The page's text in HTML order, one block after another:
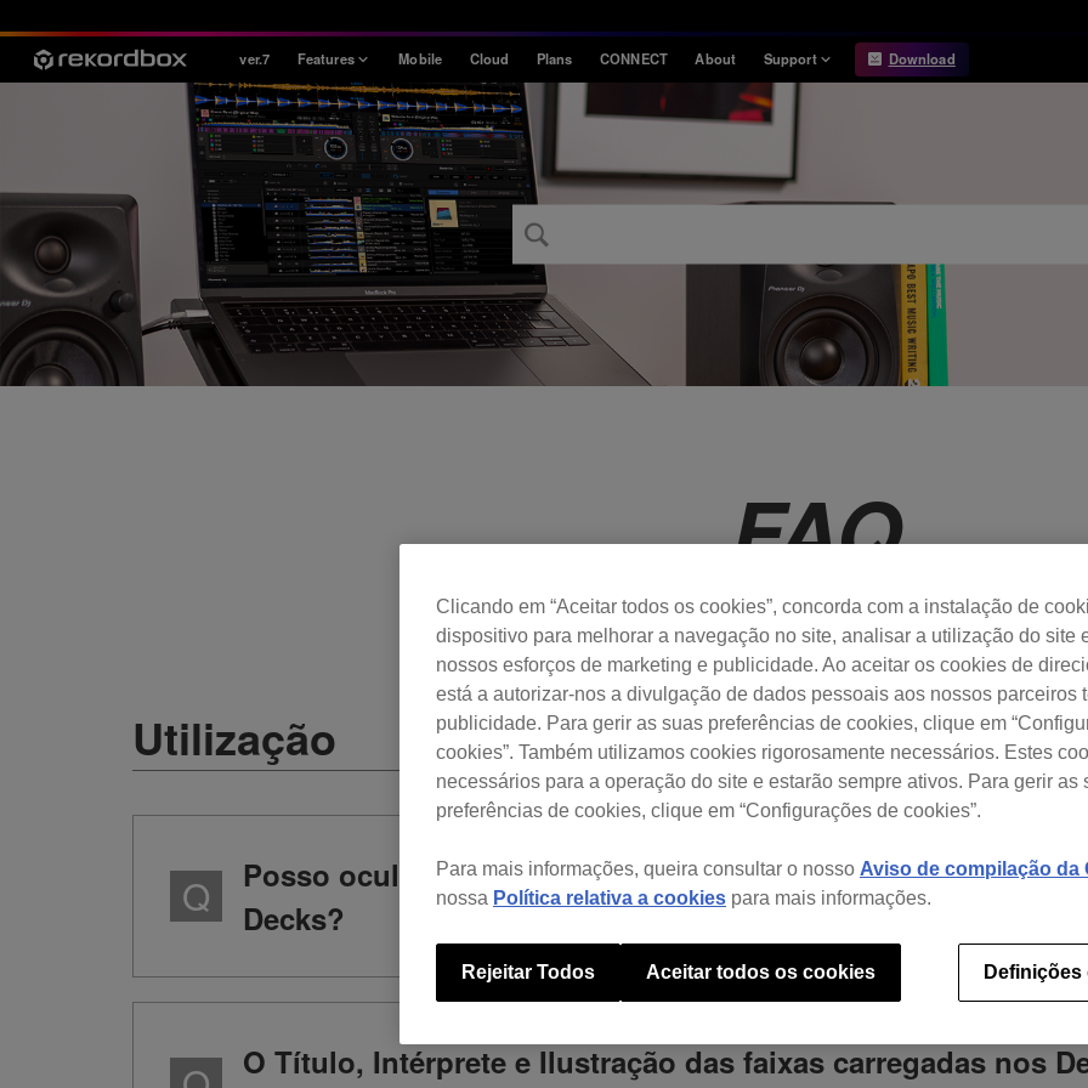
ver.7 Features
Style
House / Techno
Open Format
Mobile & Home
Professional
Mobile Cloud Plans CONNECT About Support
Information
Release Notes
Requirements
Download
FAQ
Com que precisa de ajuda?
Utilização
Posso ocultar o Título, o Intérprete e a Ilustração das faixas
Decks?
O Título, Intérprete e Ilustração das faixas carregadas nos
Clicando em “Aceitar todos os cookies”, concorda com a instalação de
dispositivo para melhorar a navegação no site, analisar a utilização do site
nossos esforços de marketing e publicidade. Ao aceitar os cookies de
está a autorizar-nos a divulgação de dados pessoais aos nossos parceiros
publicidade. Para gerir as suas preferências de cookies, clique em
cookies”. Também utilizamos cookies rigorosamente necessários. Estes
necessários para a operação do site e estarão sempre ativos. Para gerir as
preferências de cookies, clique em “Configurações de cookies”.
Para mais informações, queira consultar o nosso Aviso de compilação da
nossa Política relativa a cookies para mais informações.
Rejeitar Todos Aceitar todos os cookies